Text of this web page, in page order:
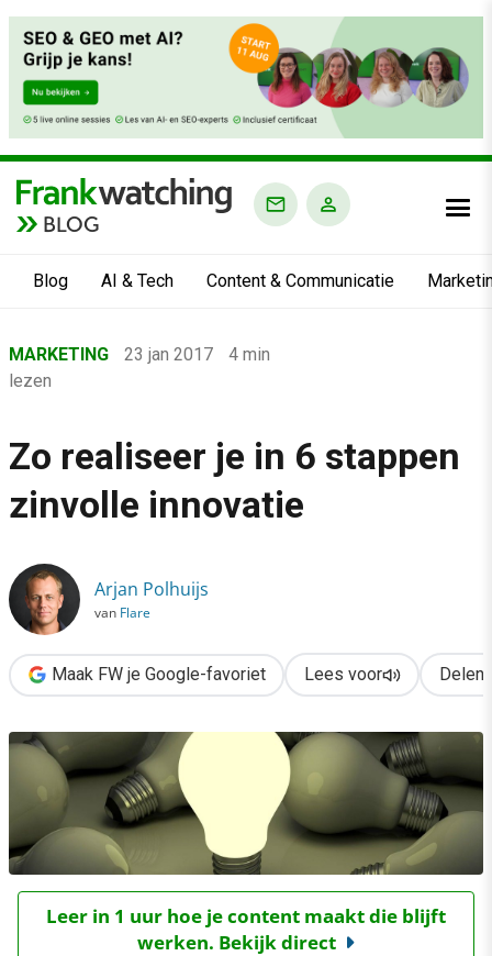
BLOG
Blog AI & Tech Content & Communicatie
›
Marketing
›
MARKETING 23 jan 2017
4 min
lezen
Zo realiseer je in 6 stappen
zinvolle innovatie
Arjan Polhuijs
van Flare
Maak FW je Google-favoriet Lees voor Delen
Leer in 1 uur hoe je content maakt die blijft
werken. Bekijk direct